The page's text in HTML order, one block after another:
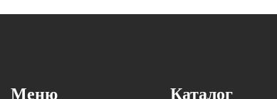
Меню Каталог